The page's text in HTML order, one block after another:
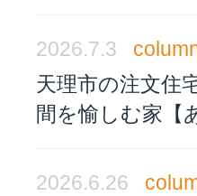
2026.7.3
天理市の注文住
間を愉しむ家【
2026.6.26